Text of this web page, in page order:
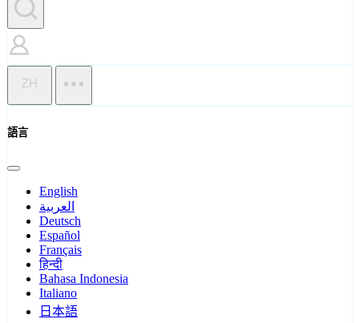
ZH
語言
English
العربية
Deutsch
Español
Français
हिन्दी
Bahasa Indonesia
Italiano
日本語